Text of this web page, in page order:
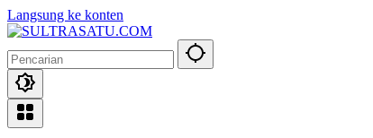
Langsung ke konten